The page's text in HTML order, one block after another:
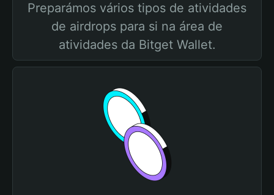
Preparámos vários tipos de atividades
de airdrops para si na área de
atividades da Bitget Wallet.